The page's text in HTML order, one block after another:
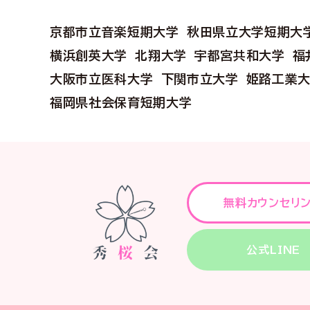
京都市立音楽短期大学
秋田県立大学短期大
横浜創英大学
北翔大学 宇都宮共和大学
福
大阪市立医科大学
下関市立大学
姫路工業
福岡県社会保育短期大学
無料カウンセリ
公式LINE